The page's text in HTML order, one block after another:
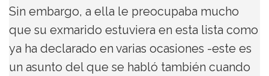
Sin embargo, a ella le preocupaba mucho
que su exmarido estuviera en esta lista como
ya ha declarado en varias ocasiones -este es
un asunto del que se habló también cuando